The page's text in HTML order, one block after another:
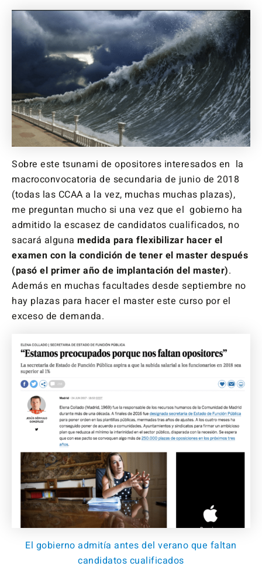
Sobre este tsunami de opositores interesados en la
macroconvocatoria de secundaria de junio de 2018
(todas las CCAA a la vez, muchas muchas plazas),
me preguntan mucho si una vez que el gobierno ha
admitido la escasez de candidatos cualificados, no
sacará alguna medida para flexibilizar hacer el
examen con la condición de tener el master después
(pasó el primer año de implantación del master).
Además en muchas facultades desde septiembre no
hay plazas para hacer el master este curso por el
exceso de demanda.
El gobierno admitía antes del verano que faltan
candidatos cualificados